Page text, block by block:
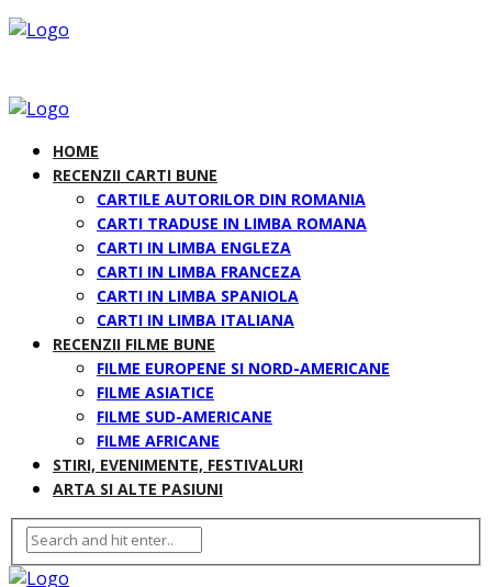
HOME
RECENZII CARTI BUNE
CARTILE AUTORILOR DIN ROMANIA
CARTI TRADUSE IN LIMBA ROMANA
CARTI IN LIMBA ENGLEZA
CARTI IN LIMBA FRANCEZA
CARTI IN LIMBA SPANIOLA
CARTI IN LIMBA ITALIANA
RECENZII FILME BUNE
FILME EUROPENE SI NORD-AMERICANE
FILME ASIATICE
FILME SUD-AMERICANE
FILME AFRICANE
STIRI, EVENIMENTE, FESTIVALURI
ARTA SI ALTE PASIUNI